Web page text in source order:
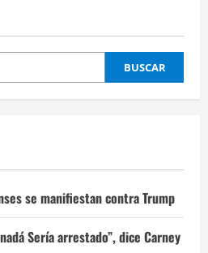
BUSCAR
se manifiestan contra Trump
Sería arrestado”, dice Carney